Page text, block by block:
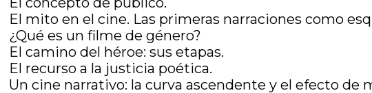
El mito en el cine. Las primeras narraciones como
¿Qué es un filme de género?
El camino del héroe: sus etapas.
El recurso a la justicia poética.
Un cine narrativo: la curva ascendente y el efecto de